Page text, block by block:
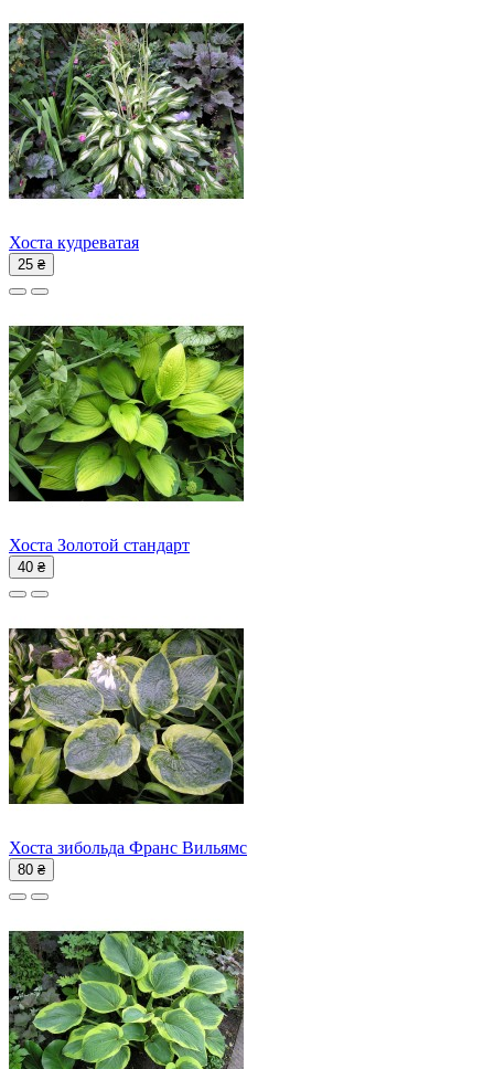
Хоста кудреватая
25 ₴
Хоста Золотой стандарт
40 ₴
Хоста зибольда Франс Вильямс
80 ₴